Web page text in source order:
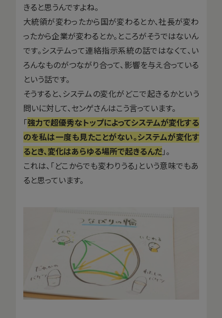
きると思うんですよね。
大統領が変わったから国が変わるとか、社長が変わ
ったから企業が変わるとか。ところがそうではないん
です。システムって連絡指示系統の話ではなくて、い
ろんなものがつながり合って、影響を与え合っている
という話です。
そうすると、システムの変化がどこで起きるかという
問いに対して、センゲさんはこう言っています。
「強力で超優秀なトップによってシステムが変化する
のを私は一度も見たことがない。システムが変化す
るとき、変化はあらゆる場所で起きるんだ」。
これは、「どこからでも変わりうる」という意味でもあ
ると思っています。